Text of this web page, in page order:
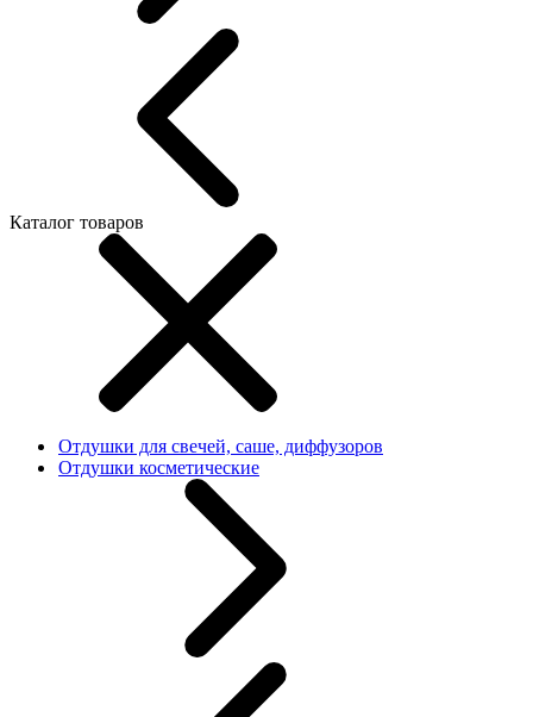
Каталог товаров
Отдушки для свечей, саше, диффузоров
Отдушки косметические